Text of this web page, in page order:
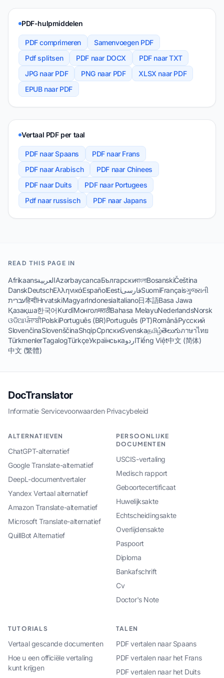
PDF-hulpmiddelen
PDF comprimeren
Samenvoegen PDF
Pdf splitsen
PDF naar DOCX
PDF naar TXT
JPG naar PDF
PNG naar PDF
XLSX naar PDF
EPUB naar PDF
Vertaal PDF per taal
PDF naar Spaans
PDF naar Frans
PDF naar Arabisch
PDF naar Chinees
PDF naar Duits
PDF naar Portugees
Pdf naar russisch
PDF naar Japans
READ THIS PAGE IN
AfrikaansالعربيةAzərbaycancaБългарскиবাংলাBosanskiČeština
DanskDeutschΕλληνικάEspañolEestiفارسیSuomiFrançaisગુજરાતી
עבריתहिन्दीHrvatskiMagyarIndonesiaItaliano日本語Basa Jawa
Қазақша한국어KurdîМонголमराठीBahasa MelayuNederlandsNorsk
ଓଡିଆਪੰਜਾਬੀPolskiPortuguês (BR)Português (PT)RomânăРусский
SlovenčinaSlovenščinaShqipСрпскиSvenskaதமிழ்తెలుగుภาษาไทย
TürkmenlerTagalogTürkçeУкраїнськаاردوTiếng Việt中文 (简体)
中文 (繁體)
DocTranslator
Informatie·Servicevoorwaarden·Privacybeleid
ALTERNATIEVEN
ChatGPT-alternatief
Google Translate-alternatief
DeepL-documentvertaler
Yandex Vertaal alternatief
Amazon Translate-alternatief
Microsoft Translate-alternatief
QuillBot Alternatief
PERSOONLIJKE
DOCUMENTEN
USCIS-vertaling
Medisch rapport
Geboortecertificaat
Huwelijksakte
Echtscheidingsakte
Overlijdensakte
Paspoort
Diploma
Bankafschrift
Cv
Doctor's Note
TUTORIALS
Vertaal gescande documenten
Hoe u een officiële vertaling
kunt krijgen
TALEN
PDF vertalen naar Spaans
PDF vertalen naar het Frans
PDF vertalen naar het Duits